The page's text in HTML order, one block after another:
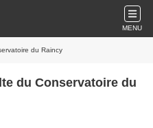
MENU
du Raincy
du Conservatoire du